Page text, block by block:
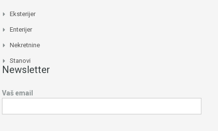
Eksterijer
Enterijer
Nekretnine
Stanovi
Newsletter
Vaš email